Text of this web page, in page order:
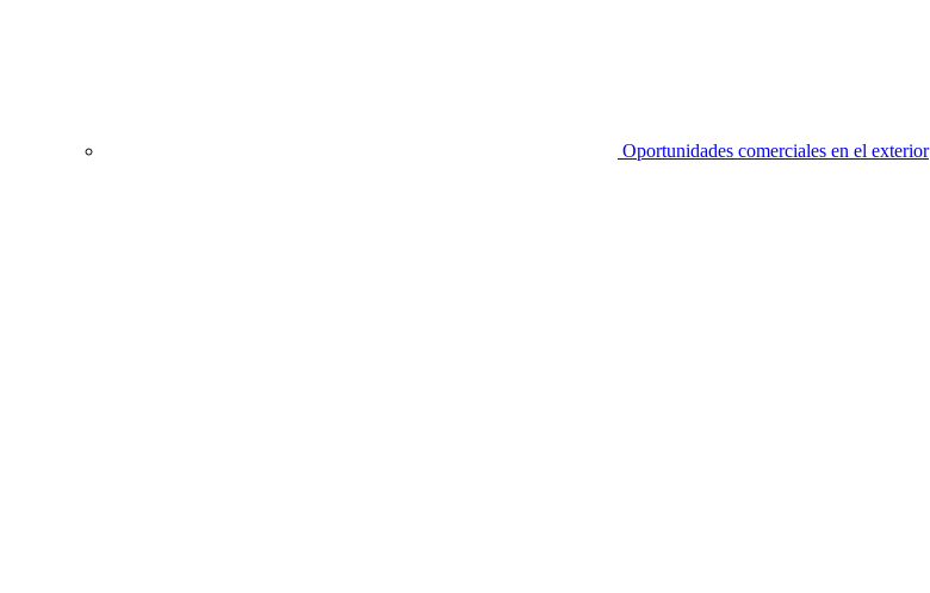
Oportunidades comerciales en el exterior